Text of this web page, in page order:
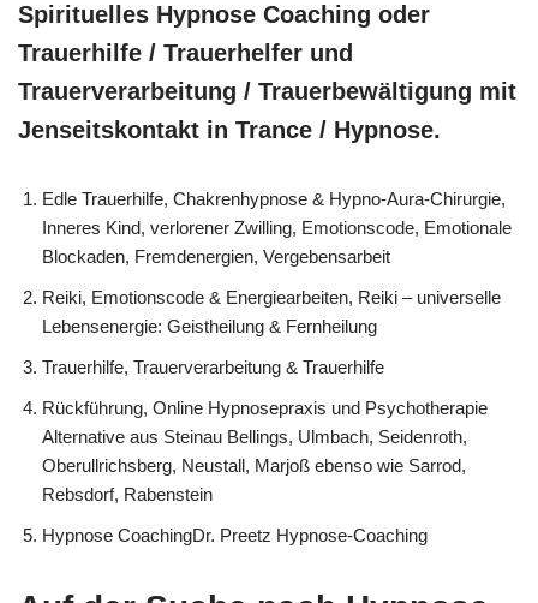
Spirituelles Hypnose Coaching oder
Trauerhilfe / Trauerhelfer und
Trauerverarbeitung / Trauerbewältigung mit
Jenseitskontakt in Trance / Hypnose.
Edle Trauerhilfe, Chakrenhypnose & Hypno-Aura-Chirurgie,
Inneres Kind, verlorener Zwilling, Emotionscode, Emotionale
Blockaden, Fremdenergien, Vergebensarbeit
Reiki, Emotionscode & Energiearbeiten, Reiki – universelle
Lebensenergie: Geistheilung & Fernheilung
Trauerhilfe, Trauerverarbeitung & Trauerhilfe
Rückführung, Online Hypnosepraxis und Psychotherapie
Alternative aus Steinau Bellings, Ulmbach, Seidenroth,
Oberullrichsberg, Neustall, Marjoß ebenso wie Sarrod,
Rebsdorf, Rabenstein
Hypnose CoachingDr. Preetz Hypnose-Coaching